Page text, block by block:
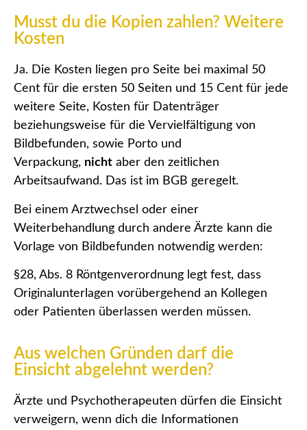
Musst du die Kopien zahlen? Weitere
Kosten
Ja. Die Kosten liegen pro Seite bei maximal 50
Cent für die ersten 50 Seiten und 15 Cent für jede
weitere Seite, Kosten für Datenträger
beziehungsweise für die Vervielfältigung von
Bildbefunden, sowie Porto und
Verpackung, nicht aber den zeitlichen
Arbeitsaufwand. Das ist im BGB geregelt.
Bei einem Arztwechsel oder einer
Weiterbehandlung durch andere Ärzte kann die
Vorlage von Bildbefunden notwendig werden:
§28, Abs. 8 Röntgenverordnung legt fest, dass
Originalunterlagen vorübergehend an Kollegen
oder Patienten überlassen werden müssen.
Aus welchen Gründen darf die
Einsicht abgelehnt werden?
Ärzte und Psychotherapeuten dürfen die Einsicht
verweigern, wenn dich die Informationen